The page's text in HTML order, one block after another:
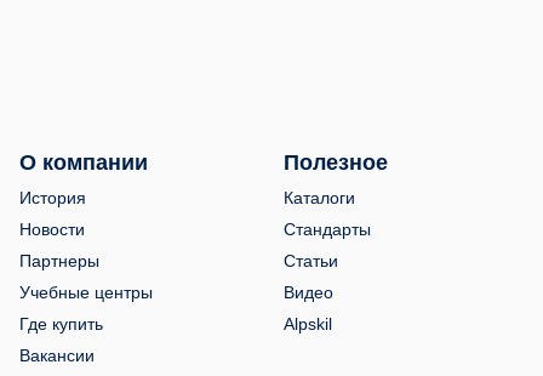
О компании
История
Новости
Партнеры
Учебные центры
Где купить
Вакансии
Полезное
Каталоги
Стандарты
Статьи
Видео
Alpskil